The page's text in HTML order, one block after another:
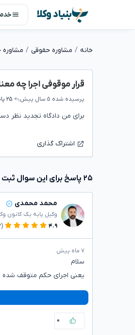
بنیاد وکلا
خانه مشاوره حقوقی
قرار موقوفی اجرا چه
پرسیده شده ۵ سال پیش ۲۵ پاسخ
برای من دادگاه تجدید نظر
اشتراک گذاری
۲۵ پاسخ برای این سوال ثبت شده
محمد محمدی
وکیل پایه یک کانون
۴.۹
(۸۷۳)
۷ ماه پیش
سلام
یعنی اجرای حکم متوقف شده
۰